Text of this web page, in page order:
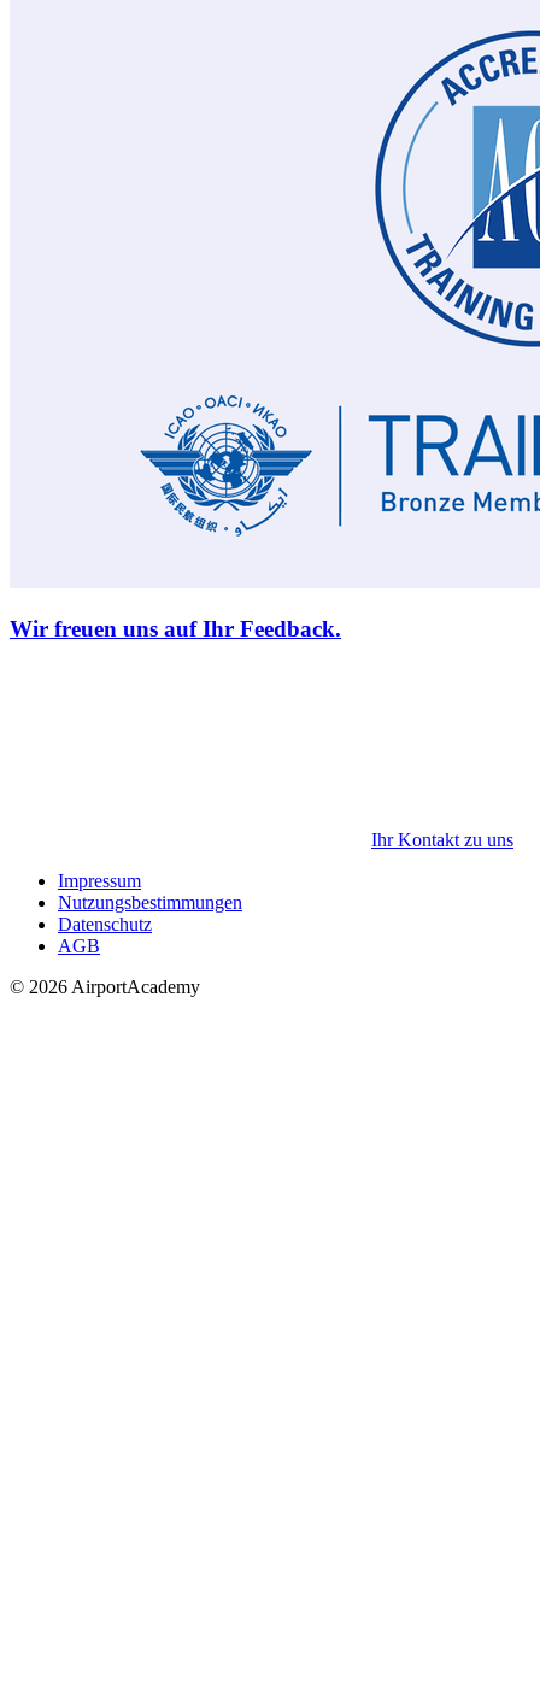
Wir freuen uns auf Ihr Feedback.
Ihr Kontakt zu uns
Impressum
Nutzungsbestimmungen
Datenschutz
AGB
© 2026 AirportAcademy